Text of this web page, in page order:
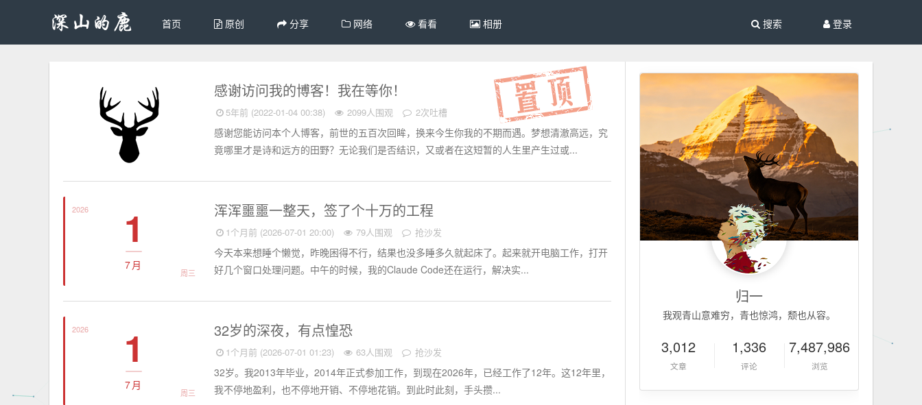
首页 原创 分享 网络 看看 相册 登录
搜索
感谢访问我的博客！我在等你！
5年前 (2022-01-04 00:38) 2099人围观 2次吐槽
感谢您能访问本个人博客，前世的五百次回眸，换来今生你我的不期而遇。梦想清澈高远，究
竟哪里才是诗和远方的田野？无论我们是否结识，又或者在这短暂的人生里产生过或...
2026 1
7月
周三
浑浑噩噩一整天，签了个十万的工程
1个月前 (2026-07-01 20:00) 79人围观 抢沙发
今天本来想睡个懒觉，昨晚困得不行，结果也没多睡多久就起床了。起来就开电脑工作，打开
好几个窗口处理问题。中午的时候，我的Claude Code还在运行，解决实...
2026 1
7月
周三
32岁的深夜，有点惶恐
1个月前 (2026-07-01 01:23) 63人围观 抢沙发
32岁。我2013年毕业，2014年正式参加工作，到现在2026年，已经工作了12年。这12年里，
我不停地盈利，也不停地开销、不停地花销。到此时此刻，手头攒...
归一
我观青山意难穷，青也惊鸿，颓也从容。
3,012
文章
1,336
评论
7,487,986
浏览